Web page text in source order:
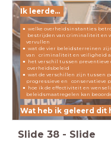
Wat heb ik geleerd dit
Ik leerde...
welke overheidsinstanties
bestrijden van criminaliteit en
vervullen
wat de vier beleidsterreinen
van criminaliteit en veiligheid
het verschil tussen
overheidsbeleid
wat de verschillen zijn tussen
progressieve en conservatieve
hoe ik de effectiviteit en
beleidsmaatregelen kan
Slide 38 - Slide